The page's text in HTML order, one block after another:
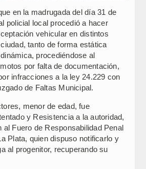
en la madrugada del día 31 de
policial local procedió a hacer
vehicular en distintos
tanto de forma estática
procediéndose al
por falta de documentación,
infracciones a la ley 24.229 con
de Faltas Municipal.
menor de edad, fue
y Resistencia a la autoridad,
al Fuero de Responsabilidad Penal
Plata, quien dispuso notificarlo y
al progenitor, recuperando su